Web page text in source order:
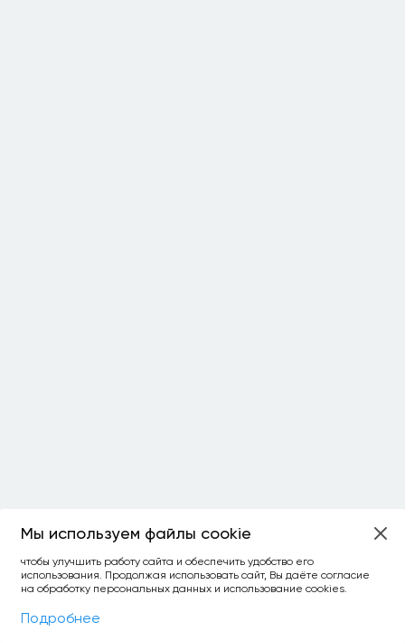
Фильтры
Мы используем файлы cookie
чтобы улучшить работу сайта и обеспечить удобство его
использования. Продолжая использовать сайт, Вы даёте согласие
на обработку персональных данных и использование cookies.
Подробнее
ОСТАЛОСЬ:
уточнить фильтр сравнить топ-3
спросить ИИ